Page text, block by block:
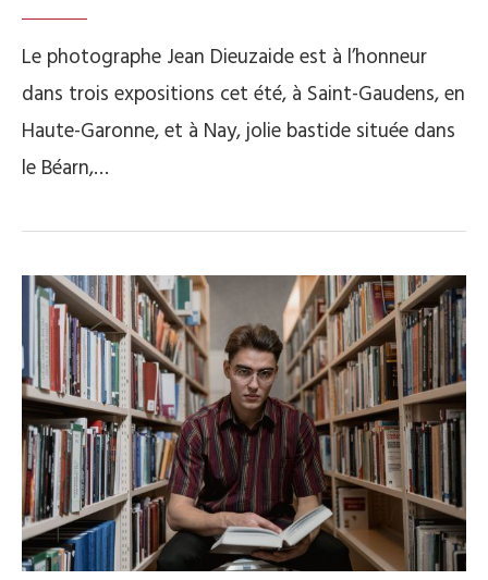
Le photographe Jean Dieuzaide est à l’honneur
dans trois expositions cet été, à Saint-Gaudens, en
Haute-Garonne, et à Nay, jolie bastide située dans
le Béarn,…